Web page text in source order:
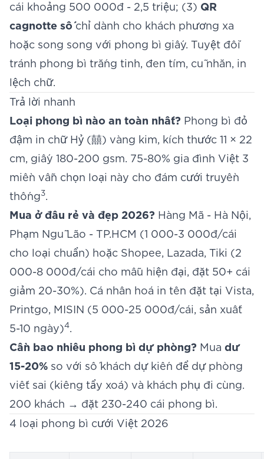
cái khoảng 500 000đ - 2,5 triệu; (3) QR
cagnotte sốchỉ dành cho khách phương xa
hoặc song song với phong bì giấy. Tuyệt đối
tránh phong bì trắng tinh, đen tím, cũ nhăn, in
lệch chữ.
Trả lời nhanh
Loại phong bì nào an toàn nhất? Phong bì đỏ
đậm in chữ Hỷ (囍) vàng kim, kích thước 11 × 22
cm, giấy 180-200 gsm. 75-80% gia đình Việt 3
miền vẫn chọn loại này cho đám cưới truyền
thống3.
Mua ở đâu rẻ và đẹp 2026? Hàng Mã - Hà Nội,
Phạm Ngũ Lão - TP.HCM (1 000-3 000đ/cái
cho loại chuẩn) hoặc Shopee, Lazada, Tiki (2
000-8 000đ/cái cho mẫu hiện đại, đặt 50+ cái
giảm 20-30%). Cá nhân hoá in tên đặt tại Vista,
Printgo, MISIN (5 000-25 000đ/cái, sản xuất
5-10 ngày)4.
Cần bao nhiêu phong bì dự phòng? Mua dư
15-20% so với số khách dự kiến để dự phòng
viết sai (kiêng tẩy xoá) và khách phụ đi cùng.
200 khách → đặt 230-240 cái phong bì.
4 loại phong bì cưới Việt 2026